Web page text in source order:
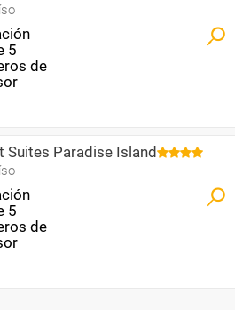
Suites Paradise Island